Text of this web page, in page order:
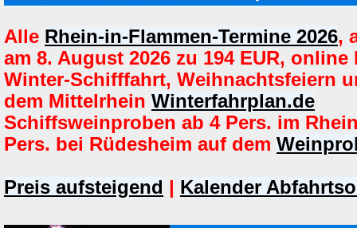
Alle Rhein-in-Flammen-Termine 2026,
am 8. August 2026 zu 194 EUR, online
Winter-Schifffahrt, Weihnachtsfeiern
dem Mittelrhein Winterfahrplan.de
Schiffsweinproben ab 4 Pers. im
Pers. bei Rüdesheim auf dem
Preis aufsteigend | Kalender